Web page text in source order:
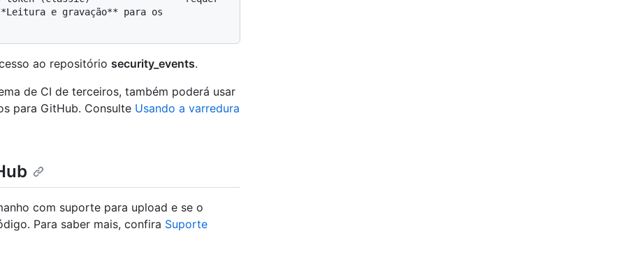
e gravação** para os
ao repositório security_events.
de CI de terceiros, também poderá usar
para GitHub. Consulte Usando a varredura
com suporte para upload e se o
Para saber mais, confira Suporte